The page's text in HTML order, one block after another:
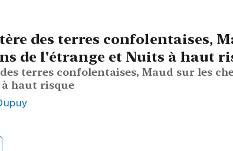
des terres confolentaises,
de l'étrange et Nuits à haut
terres confolentaises, Maud sur les
haut risque